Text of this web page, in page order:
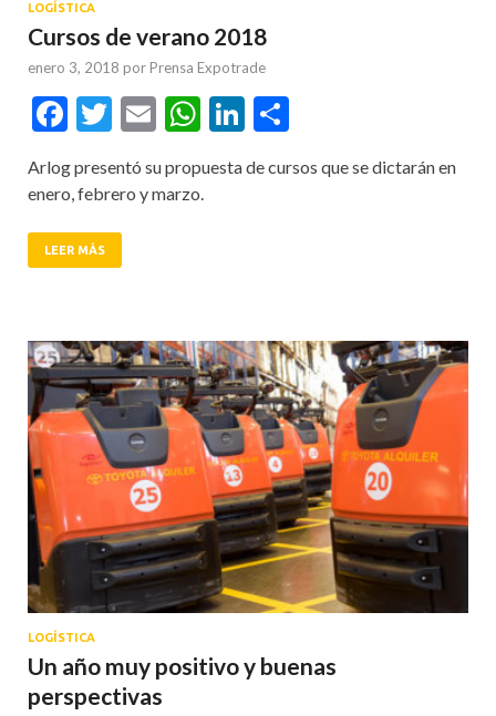
LOGÍSTICA
Cursos de verano 2018
enero 3, 2018 por Prensa Expotrade
Facebook
Twitter
EmailWhatsApp
LinkedIn
Arlog presentó su propuesta de cursos que se dictarán en
enero, febrero y marzo.
LEER MÁS
LOGÍSTICA
Un año muy positivo y buenas
perspectivas